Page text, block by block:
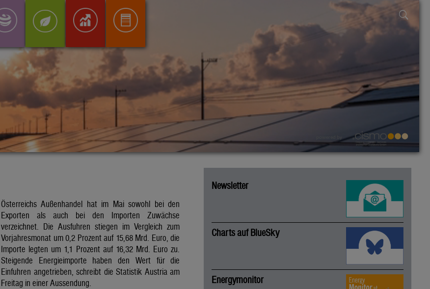
Österreichs Außenhandel hat im Mai sowohl bei den
Exporten als auch bei den Importen Zuwächse
verzeichnet. Die Ausfuhren stiegen im Vergleich zum
Vorjahresmonat um 0,2 Prozent auf 15,68 Mrd. Euro, die
Importe legten um 1,1 Prozent auf 16,32 Mrd. Euro zu.
Steigende Energieimporte haben den Wert für die
Einfuhren angetrieben, schreibt die Statistik Austria am
Freitag in einer Aussendung.
Newsletter
Charts auf BlueSky
Energymonitor